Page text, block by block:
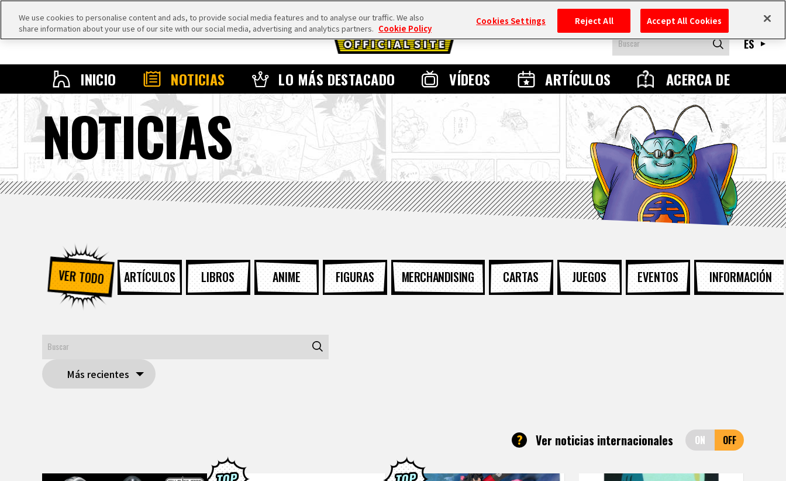
INICIO NOTICIAS LO MÁS DESTACADO VÍDEOS ARTÍCULOS ACERCA DE
ES
NOTICIAS
VER TODO ARTÍCULOS LIBROS ANIME FIGURAS MERCHANDISING CARTAS JUEGOS EVENTOS INFORMACIÓN
Más recientes
? Ver noticias internacionales
We use cookies to personalise content and ads, to provide social media features and to analyse our traffic. We also
share information about your use of our site with our social media, advertising and analytics partners. Cookie Policy
Cookies Settings Reject All Accept All Cookies